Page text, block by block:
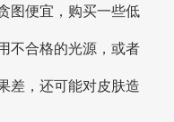
图便宜，购买一些低
不合格的光源，或者
差，还可能对皮肤造